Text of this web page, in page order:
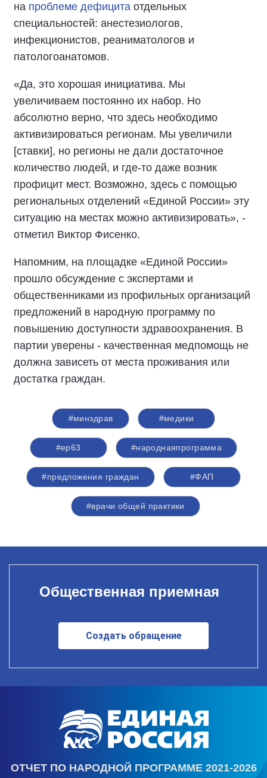
на проблеме дефицита отдельных
специальностей: анестезиологов,
инфекционистов, реаниматологов и
патологоанатомов.
«Да, это хорошая инициатива. Мы
увеличиваем постоянно их набор. Но
абсолютно верно, что здесь необходимо
активизироваться регионам. Мы увеличили
[ставки], но регионы не дали достаточное
количество людей, и где-то даже возник
профицит мест. Возможно, здесь с помощью
региональных отделений «Единой России» эту
ситуацию на местах можно активизировать», -
отметил Виктор Фисенко.
Напомним, на площадке «Единой России»
прошло обсуждение с экспертами и
общественниками из профильных организаций
предложений в народную программу по
повышению доступности здравоохранения. В
партии уверены - качественная медпомощь не
должна зависеть от места проживания или
достатка граждан.
#минздрав #медики
#ер63 #народнаяпрограмма
#предложения граждан #ФАП
#врачи общей практики
Общественная приемная
Создать обращение
ОТЧЕТ ПО НАРОДНОЙ ПРОГРАММЕ 2021-2026